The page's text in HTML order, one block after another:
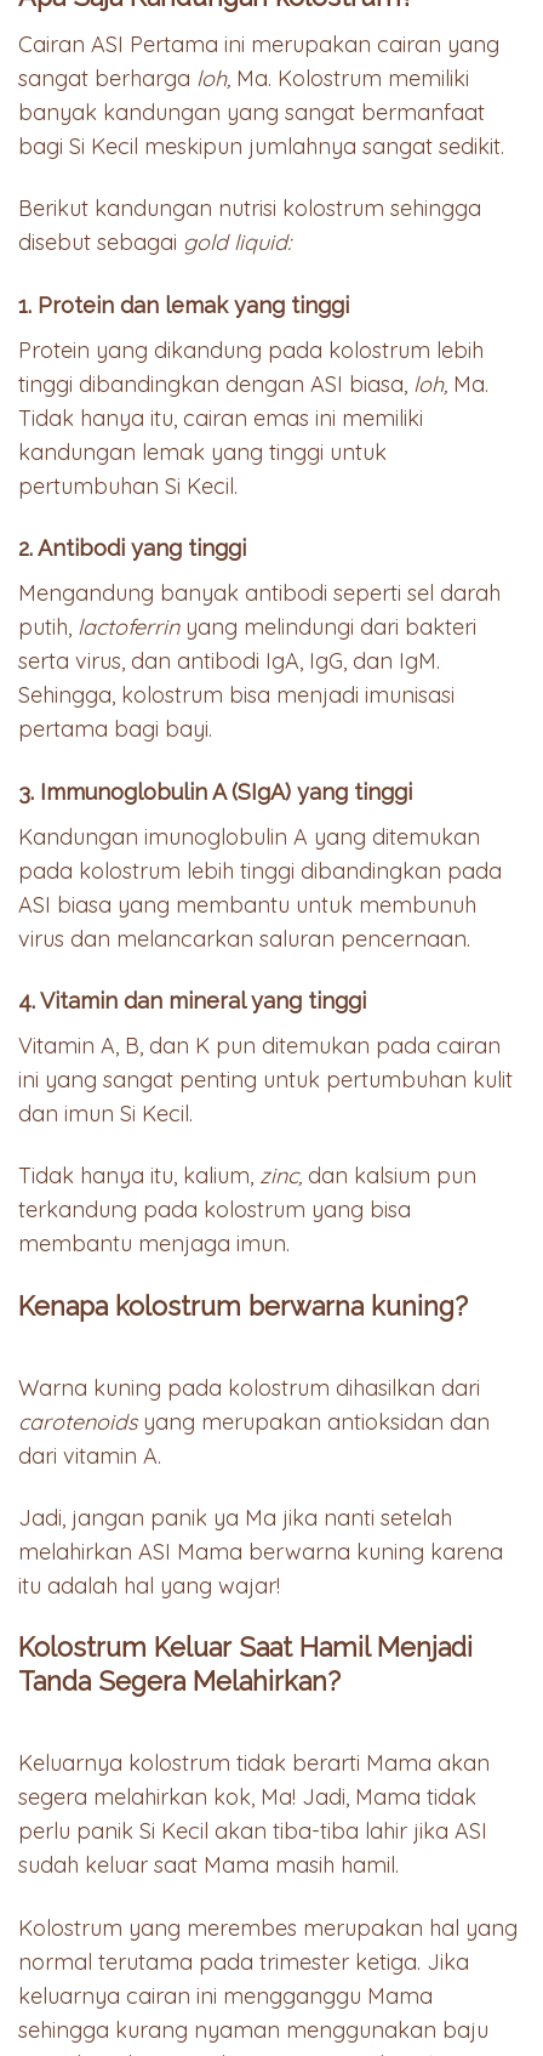
Cairan ASI Pertama ini merupakan cairan yang
sangat berharga loh, Ma. Kolostrum memiliki
banyak kandungan yang sangat bermanfaat
bagi Si Kecil meskipun jumlahnya sangat sedikit.
Berikut kandungan nutrisi kolostrum sehingga
disebut sebagai gold liquid:
1. Protein dan lemak yang tinggi
Protein yang dikandung pada kolostrum lebih
tinggi dibandingkan dengan ASI biasa, loh, Ma.
Tidak hanya itu, cairan emas ini memiliki
kandungan lemak yang tinggi untuk
pertumbuhan Si Kecil.
2. Antibodi yang tinggi
Mengandung banyak antibodi seperti sel darah
putih, lactoferrinyang melindungi dari bakteri
serta virus, dan antibodi IgA, IgG, dan IgM.
Sehingga, kolostrum bisa menjadi imunisasi
pertama bagi bayi.
3. Immunoglobulin A (SIgA) yang tinggi
Kandungan imunoglobulin A yang ditemukan
pada kolostrum lebih tinggi dibandingkan pada
ASI biasa yang membantu untuk membunuh
virus dan melancarkan saluran pencernaan.
4. Vitamin dan mineral yang tinggi
Vitamin A, B, dan K pun ditemukan pada cairan
ini yang sangat penting untuk pertumbuhan kulit
dan imun Si Kecil.
Tidak hanya itu, kalium, zinc, dan kalsium pun
terkandung pada kolostrum yang bisa
membantu menjaga imun.
Kenapa kolostrum berwarna kuning?
Warna kuning pada kolostrum dihasilkan dari
carotenoidsyang merupakan antioksidan dan
dari vitamin A.
Jadi, jangan panik ya Ma jika nanti setelah
melahirkan ASI Mama berwarna kuning karena
itu adalah hal yang wajar!
Kolostrum Keluar Saat Hamil Menjadi
Tanda Segera Melahirkan?
Keluarnya kolostrum tidak berarti Mama akan
segera melahirkan kok, Ma! Jadi, Mama tidak
perlu panik Si Kecil akan tiba-tiba lahir jika ASI
sudah keluar saat Mama masih hamil.
Kolostrum yang merembes merupakan hal yang
normal terutama pada trimester ketiga. Jika
keluarnya cairan ini mengganggu Mama
sehingga kurang nyaman menggunakan baju